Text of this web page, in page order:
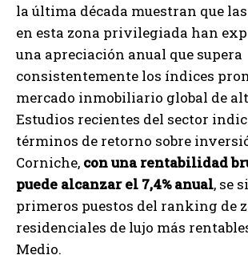
la última década muestran que
en esta zona privilegiada han
una apreciación anual que supera
consistentemente los índices
mercado inmobiliario global de
Estudios recientes del sector
términos de retorno sobre
Corniche, con una rentabilidad
puede alcanzar el 7,4% anual, se
primeros puestos del ranking de
residenciales de lujo más
Medio.